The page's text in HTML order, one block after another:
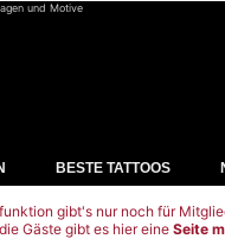
und Motive
BESTE TATTOOS
gibt's nur noch für
Gäste gibt es hier eine Seite